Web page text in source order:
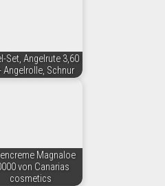
Set, Angelrute 3,60
Angelrolle, Schnur
Magnaloe
von Canarias
cosmetics